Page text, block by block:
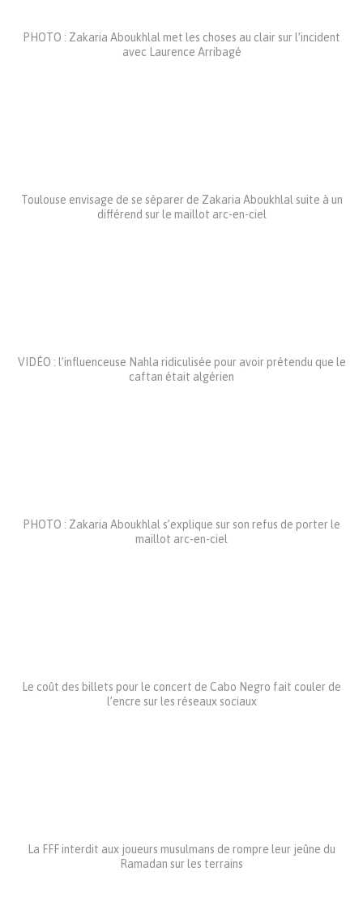
PHOTO : Zakaria Aboukhlal met les choses au clair sur l’incident
avec Laurence Arribagé
Toulouse envisage de se séparer de Zakaria Aboukhlal suite à un
différend sur le maillot arc-en-ciel
VIDÉO : l’influenceuse Nahla ridiculisée pour avoir prétendu que le
caftan était algérien
PHOTO : Zakaria Aboukhlal s’explique sur son refus de porter le
maillot arc-en-ciel
Le coût des billets pour le concert de Cabo Negro fait couler de
l’encre sur les réseaux sociaux
La FFF interdit aux joueurs musulmans de rompre leur jeûne du
Ramadan sur les terrains